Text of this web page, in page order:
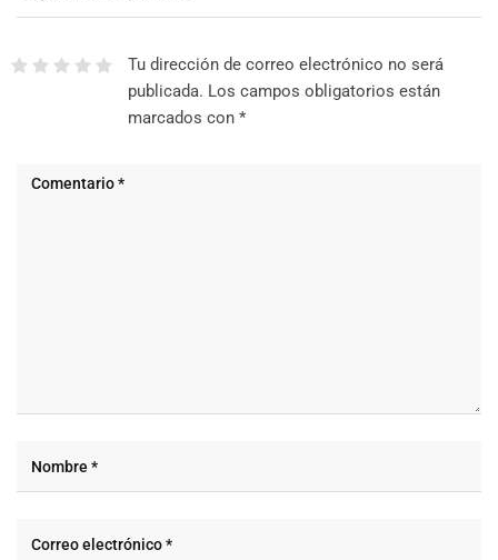
Tu dirección de correo electrónico no será
publicada. Los campos obligatorios están
marcados con *